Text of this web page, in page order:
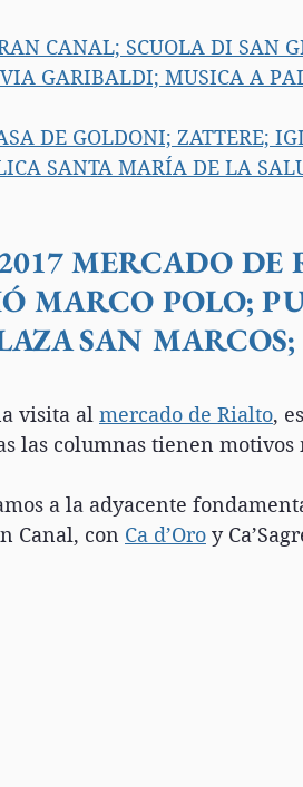
CANAL; SCUOLA DI SAN
GARIBALDI; MUSICA A
DE GOLDONI; ZATTERE;
SANTA MARÍA DE LA
MERCADO DE
MARCO POLO;
SAN
visita al mercado de Rialto,
las columnas tienen motivos
a la adyacente
Canal, con Ca d’Oro y